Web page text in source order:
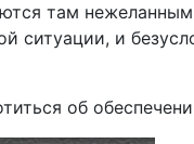
там
и
об